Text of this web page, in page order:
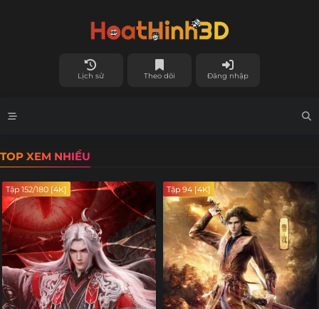
Lịch sử Theo dõi Đăng nhập
TOP XEM NHIỀU
Tập 152/180 [4K] Tập 94 [4K]